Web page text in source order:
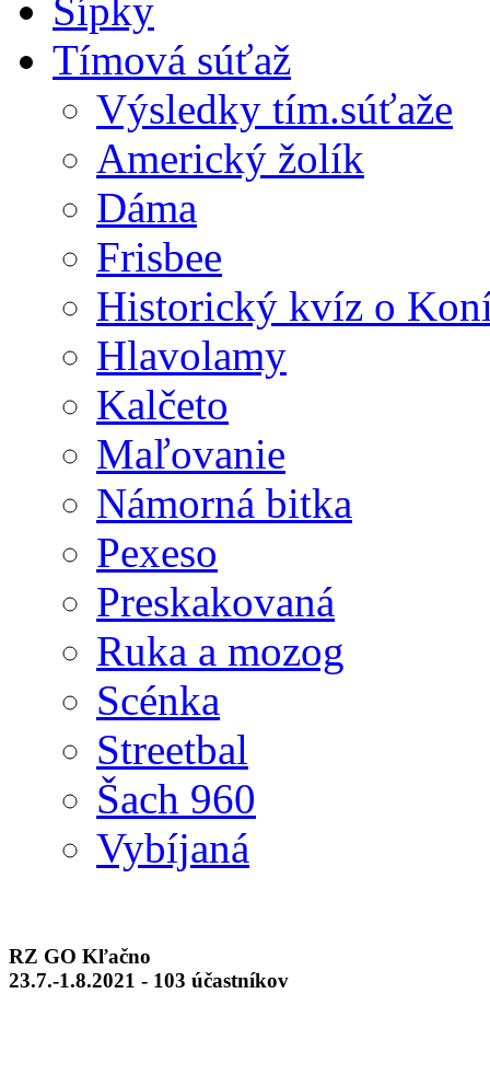
Šípky
Tímová súťaž
Výsledky tím.súťaže
Americký žolík
Dáma
Frisbee
Historický kvíz o
Hlavolamy
Kalčeto
Maľovanie
Námorná bitka
Pexeso
Preskakovaná
Ruka a mozog
Scénka
Streetbal
Šach 960
Vybíjaná
RZ GO Kľačno
23.7.-1.8.2021 - 103 účastníkov